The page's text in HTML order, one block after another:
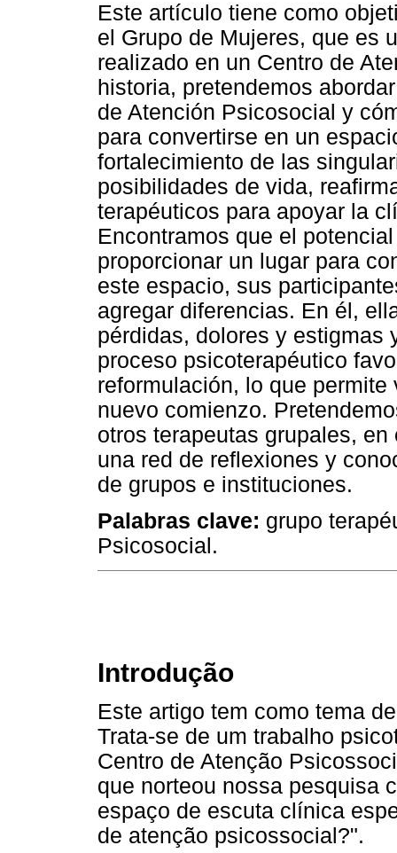
Este artículo tiene como
el Grupo de Mujeres, que es
realizado en un Centro de
historia, pretendemos
de Atención Psicosocial y
para convertirse en un
fortalecimiento de las
posibilidades de vida,
terapéuticos para apoyar la
Encontramos que el
proporcionar un lugar para
este espacio, sus
agregar diferencias. En él,
pérdidas, dolores y estigmas
proceso psicoterapéutico
reformulación, lo que
nuevo comienzo.
otros terapeutas grupales,
una red de reflexiones y
de grupos e instituciones.
Palabras clave: grupo
Psicosocial.
Introdução
Este artigo tem como tema
Trata-se de um trabalho
Centro de Atenção
que norteou nossa pesquisa
espaço de escuta clínica
de atenção psicossocial?".